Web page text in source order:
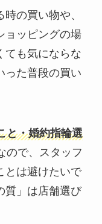
の買い物や、
ョッピングの場
ても気にならな
った普段の買い
と・婚約指輪選
ので、スタッフ
とは避けたいで
質」は店舗選び